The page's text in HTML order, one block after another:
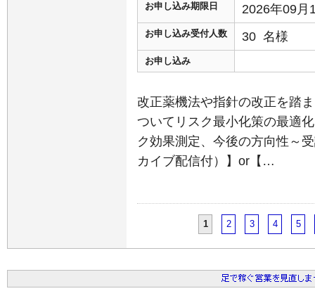
お申し込み期限日 2026年09月
お申し込み受付人数 30 名様
お申し込み
改正薬機法や指針の改正を踏
ついてリスク最小化策の最適
ク効果測定、今後の方向性～
カイブ配信付）】or【…
1 2 3 4 5